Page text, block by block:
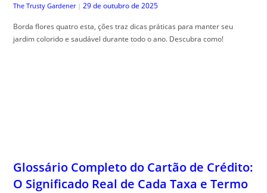
The Trusty Gardener | 29 de outubro de 2025
Borda flores quatro esta, ções traz dicas práticas para manter seu
jardim colorido e saudável durante todo o ano. Descubra como!
Glossário Completo do Cartão de Crédito:
O Significado Real de Cada Taxa e Termo